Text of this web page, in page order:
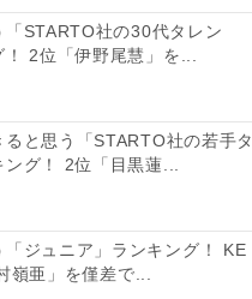
this post on Instagram
「STARTO社の30代タレン
！ 2位「伊野尾慧」を...
と思う「STARTO社の若手タ
グ！ 2位「目黒蓮...
「ジュニア」ランキング！ KE
亜」を僅差で...